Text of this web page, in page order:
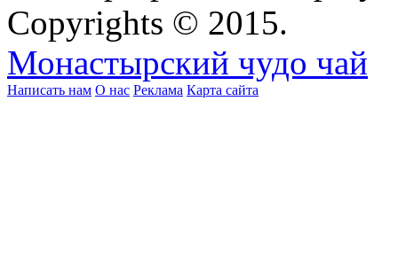
Copyrights © 2015.
Монастырский чудо чай
Написать нам О нас Реклама Карта сайта